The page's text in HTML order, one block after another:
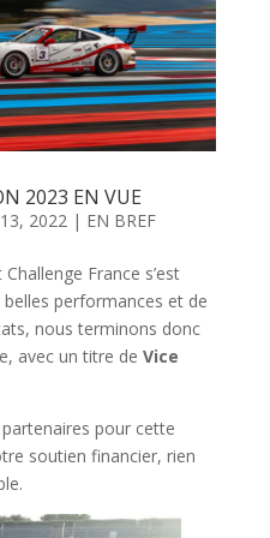
2023 EN VUE
2022 | EN BREF
France s’est
performances et de
nous terminons donc
avec un titre de Vice
pour cette
soutien financier, rien